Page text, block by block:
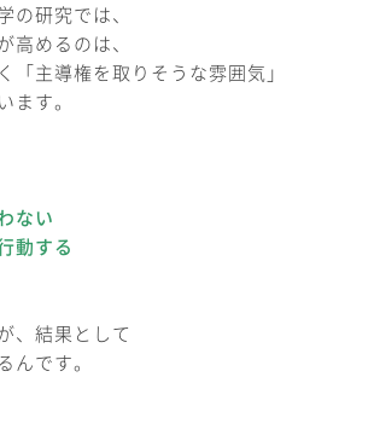
の研究では、
高めるのは、
「主導権を取りそうな雰囲気」
ます。
ない
動する
、結果として
んです。